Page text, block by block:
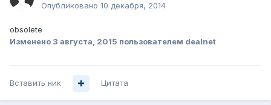
Опубликовано 10 декабря, 2014
obsolete
Изменено 3 августа, 2015 пользователем dealnet
Вставить ник Цитата